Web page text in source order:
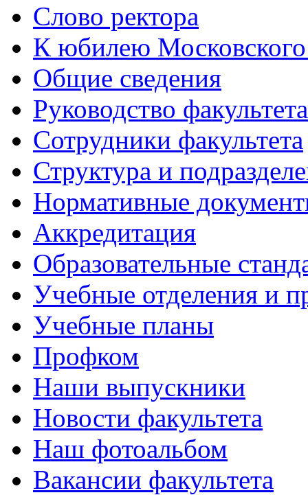
Слово ректора
К юбилею Московского
Общие сведения
Руководство факультета
Сотрудники факультета
Структура и
Нормативные
Аккредитация
Образовательные
Учебные отделения и
Учебные планы
Профком
Наши выпускники
Новости факультета
Наш фотоальбом
Вакансии факультета